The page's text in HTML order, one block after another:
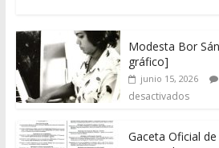
Modesta Bor
gráfico]
junio 15, 2026
desactivados
Gaceta Oficial